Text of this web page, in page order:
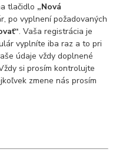
tlačidlo „Nová
po vyplnení požadovaných
. Vaša registrácia je
vyplníte iba raz a to pri
údaje vždy doplnené
si prosím kontrolujte
zmene nás prosím